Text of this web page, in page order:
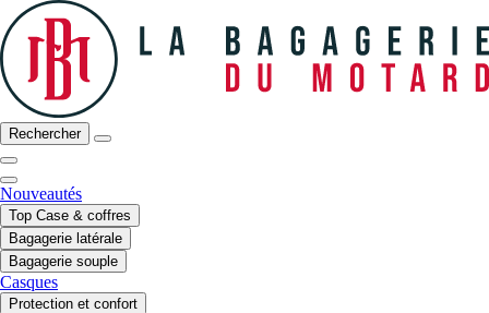
Rechercher
Nouveautés
Top Case & coffres
Bagagerie latérale
Bagagerie souple
Casques
Protection et confort